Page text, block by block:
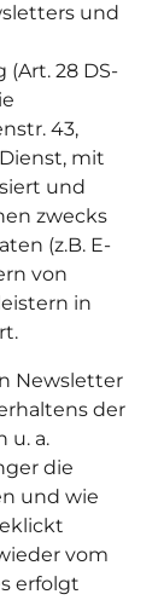
und
28 DS-
43,
mit
und
zwecks
(z.B. E-
von
in
Newsletter
der
u. a.
die
und wie
vom
erfolgt